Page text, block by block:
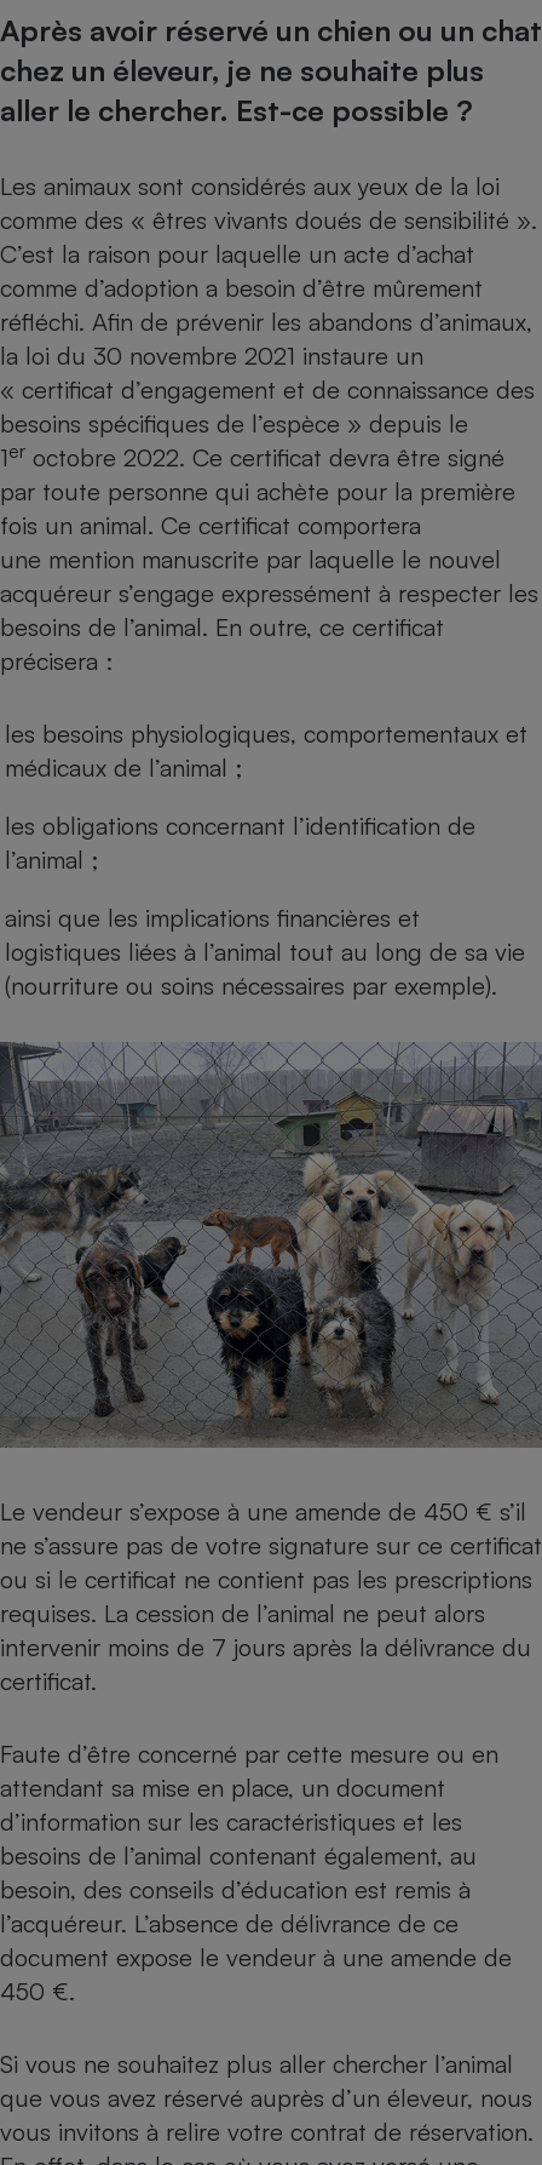
Après avoir réservé un chien ou un chat
chez un éleveur, je ne souhaite plus
aller le chercher. Est-ce possible ?
Les animaux sont considérés aux yeux de la loi
comme des « êtres vivants doués de sensibilité ».
C’est la raison pour laquelle un acte d’achat
comme d’adoption a besoin d’être mûrement
réfléchi. Afin de prévenir les abandons d’animaux,
la loi du 30 novembre 2021 instaure un
« certificat d’engagement et de connaissance des
besoins spécifiques de l’espèce » depuis le
1er octobre 2022. Ce certificat devra être signé
par toute personne qui achète pour la première
fois un animal. Ce certificat comportera
une mention manuscrite par laquelle le nouvel
acquéreur s’engage expressément à respecter les
besoins de l’animal. En outre, ce certificat
précisera :
les besoins physiologiques, comportementaux et
médicaux de l’animal ;
les obligations concernant l’identification de
l’animal ;
ainsi que les implications financières et
logistiques liées à l’animal tout au long de sa vie
(nourriture ou soins nécessaires par exemple).
Le vendeur s’expose à une amende de 450 € s’il
ne s’assure pas de votre signature sur ce certificat
ou si le certificat ne contient pas les prescriptions
requises. La cession de l’animal ne peut alors
intervenir moins de 7 jours après la délivrance du
certificat.
Faute d’être concerné par cette mesure ou en
attendant sa mise en place, un document
d’information sur les caractéristiques et les
besoins de l’animal contenant également, au
besoin, des conseils d’éducation est remis à
l’acquéreur. L’absence de délivrance de ce
document expose le vendeur à une amende de
450 €.
Si vous ne souhaitez plus aller chercher l’animal
que vous avez réservé auprès d’un éleveur, nous
vous invitons à relire votre contrat de réservation.
Complément
alimentaire
bouteille
Assurance emprunteur
Banque
Petit électroménager -
Lave-linge
Plaque de cuisson à
induction
Cafetière à expressos
Robot ménager
Téléviseur
Téléphone mobile -
Antivirus
Matelas
Radiateur électrique
Ventilateur
Mutuelle